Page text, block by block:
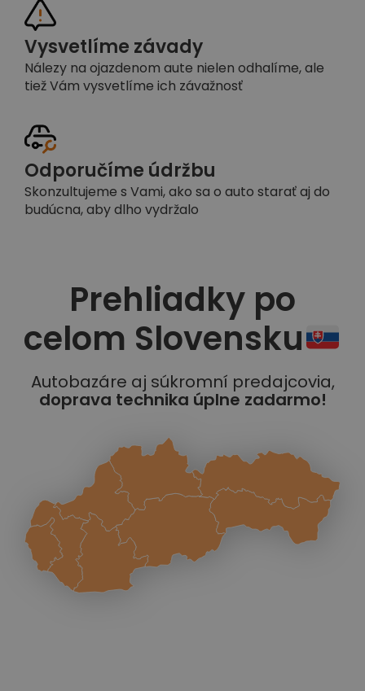
Vysvetlíme závady
Nálezy na ojazdenom aute nielen odhalíme, ale
tiež Vám vysvetlíme ich závažnosť
Odporučíme údržbu
Skonzultujeme s Vami, ako sa o auto starať aj do
budúcna, aby dlho vydržalo
Prehliadky po
celom Slovensku
Autobazáre aj súkromní predajcovia,
doprava technika úplne zadarmo!